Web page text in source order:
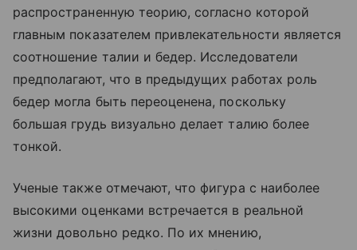
распространенную теорию, согласно которой
главным показателем привлекательности является
соотношение талии и бедер. Исследователи
предполагают, что в предыдущих работах роль
бедер могла быть переоценена, поскольку
большая грудь визуально делает талию более
тонкой.
Ученые также отмечают, что фигура с наиболее
высокими оценками встречается в реальной
жизни довольно редко. По их мнению,